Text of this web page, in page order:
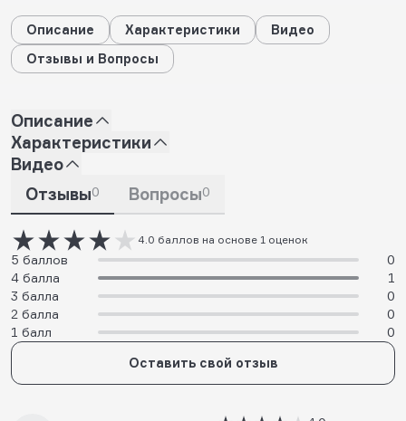
Описание Характеристики
Видео
Отзывы и Вопросы
Описание
Характеристики
Видео
Отзывы0 Вопросы0
4.0 баллов на основе 1 оценок
5 баллов
0
4 балла
1
3 балла
0
2 балла
0
1 балл
0
Оставить свой отзыв